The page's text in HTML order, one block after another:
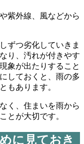
紫外線、風などから
ずつ劣化していきま
り、汚れが付きやす
象が出たりすること
しておくと、雨の多
もあります。
く、住まいを雨から
とが大切です。
に見ておき